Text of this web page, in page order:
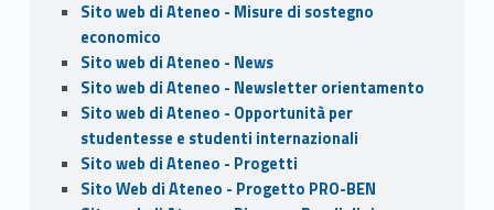
Sito web di Ateneo - Misure di sostegno
economico
Sito web di Ateneo - News
Sito web di Ateneo - Newsletter orientamento
Sito web di Ateneo - Opportunità per
studentesse e studenti internazionali
Sito web di Ateneo - Progetti
Sito Web di Ateneo - Progetto PRO-BEN